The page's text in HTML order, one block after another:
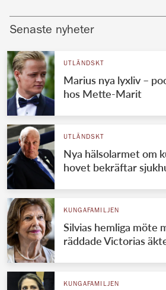
Senaste nyheter
UTLÄNDSKT
Marius nya lyxliv –
hos Mette-Marit
UTLÄNDSKT
Nya hälsolarmet om
hovet bekräftar
KUNGAFAMILJEN
Silvias hemliga möte
räddade Victorias
KUNGAFAMILJEN